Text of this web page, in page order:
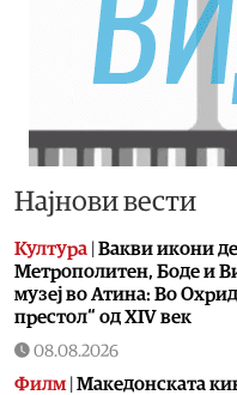
Најнови вести
Култура | Вакви икони
Метрополитен, Боде и
музеј во Атина: Во
престол“ од XIV век
08.08.2026
Филм | Македонската